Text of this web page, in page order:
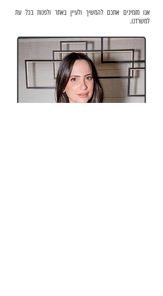
אנו מזמינים אתכם להמשיך ולעיין באתר ולפנות בכל עת
למשרדנו.